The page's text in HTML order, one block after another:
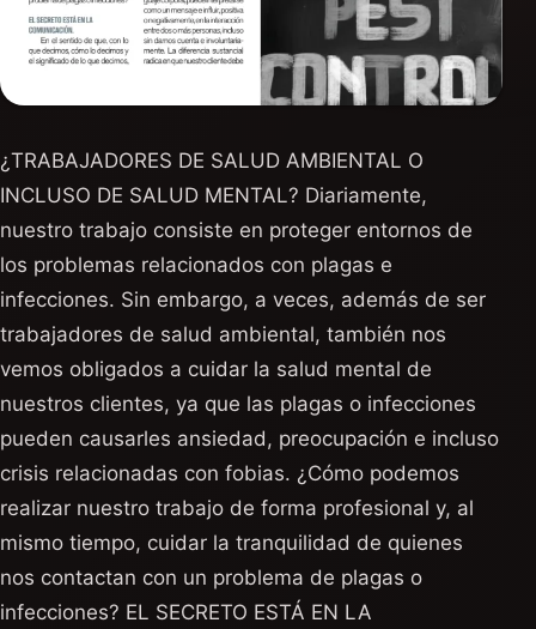
¿TRABAJADORES DE SALUD AMBIENTAL O
INCLUSO DE SALUD MENTAL? Diariamente,
nuestro trabajo consiste en proteger entornos de
los problemas relacionados con plagas e
infecciones. Sin embargo, a veces, además de ser
trabajadores de salud ambiental, también nos
vemos obligados a cuidar la salud mental de
nuestros clientes, ya que las plagas o infecciones
pueden causarles ansiedad, preocupación e incluso
crisis relacionadas con fobias. ¿Cómo podemos
realizar nuestro trabajo de forma profesional y, al
mismo tiempo, cuidar la tranquilidad de quienes
nos contactan con un problema de plagas o
infecciones? EL SECRETO ESTÁ EN LA